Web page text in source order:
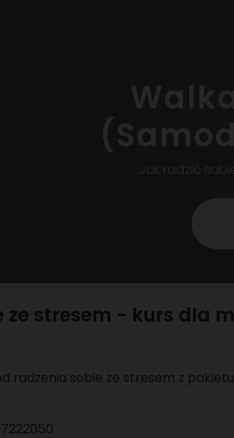
stresem - kurs dla
radzenia sobie ze stresem z